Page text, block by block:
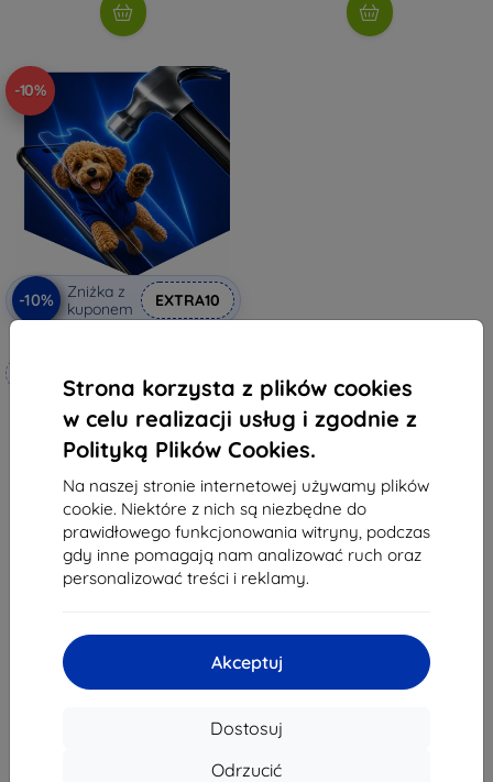
Strona korzysta z plików cookies
w celu realizacji usług i zgodnie z
Polityką Plików Cookies.
Na naszej stronie internetowej używamy plików
cookie. Niektóre z nich są niezbędne do
prawidłowego funkcjonowania witryny, podczas
gdy inne pomagają nam analizować ruch oraz
personalizować treści i reklamy.
Akceptuj
Dostosuj
Odrzucić
-10%
-10%
Zniżka z
kuponem
EXTRA10
76,90 zł
69,21 zł
Na stanie: 4 szt.
1